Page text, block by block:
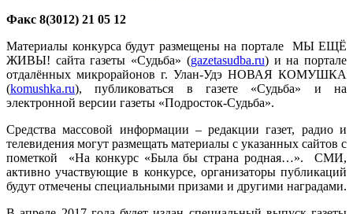
Факс 8(3012) 21 05 12
Материалы конкурса будут размещены на портале МЫ ЕЩЁ
ЖИВЫ! сайта газеты «Судьба» (gazetasudba.ru) и на портале
отдалённых микрорайонов г. Улан-Удэ НОВАЯ КОМУШКА
(komushka.ru), публиковаться в газете «Судьба» и на
электронной версии газеты «Подросток-Судьба».
Средства массовой информации – редакции газет, радио и
телевидения могут размещать материалы с указанных сайтов с
пометкой «На конкурс «Была бы страна родная…». СМИ,
активно участвующие в конкурсе, организаторы публикаций
будут отмечены специальными призами и другими наградами.